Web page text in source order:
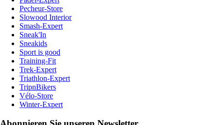
Pecheur-Store
Slowood Interior
Smash-Expert
Sneak'In
Sneakids
Sport is good
Training-Fit
Trek-Expert
Triathlon-Expert
TripnBikers
Vélo-Store
Winter-Expert